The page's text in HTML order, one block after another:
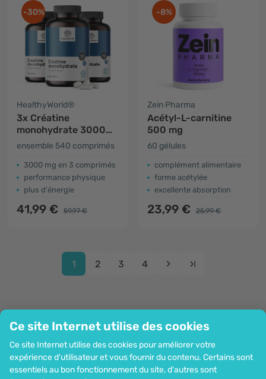
Ce site Internet utilise des cookies
Ce site Internet utilise des cookies pour améliorer votre
expérience d'utilisateur et vous fournir du contenu. Certains sont
essentiels au bon fonctionnement du site, d'autres sont
-30%
HealthyWorld®
3x Créatine
monohydrate 3000
mg
ensemble 540 comprimés
3000 mg en 3 comprimés
performance physique
plus d'énergie
41,99 € 59,97 €
-8%
Zein Pharma
Acétyl-L-carnitine
500 mg
60 gélules
complément alimentaire
forme acétylée
excellente absorption
23,99 € 25,99 €
1 2 3 4
Information
Rejoignez-nous